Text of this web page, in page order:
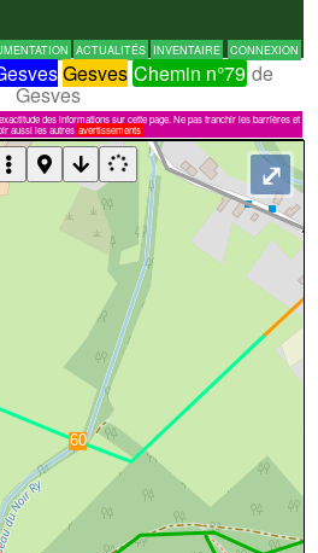
ACTUALITÉS INVENTAIRE CONNEXION
Gesves Chemin n°79 de
Gesves
des informations sur cette page. Ne pas franchir les barrières et
aussi les autres avertissements
⤢